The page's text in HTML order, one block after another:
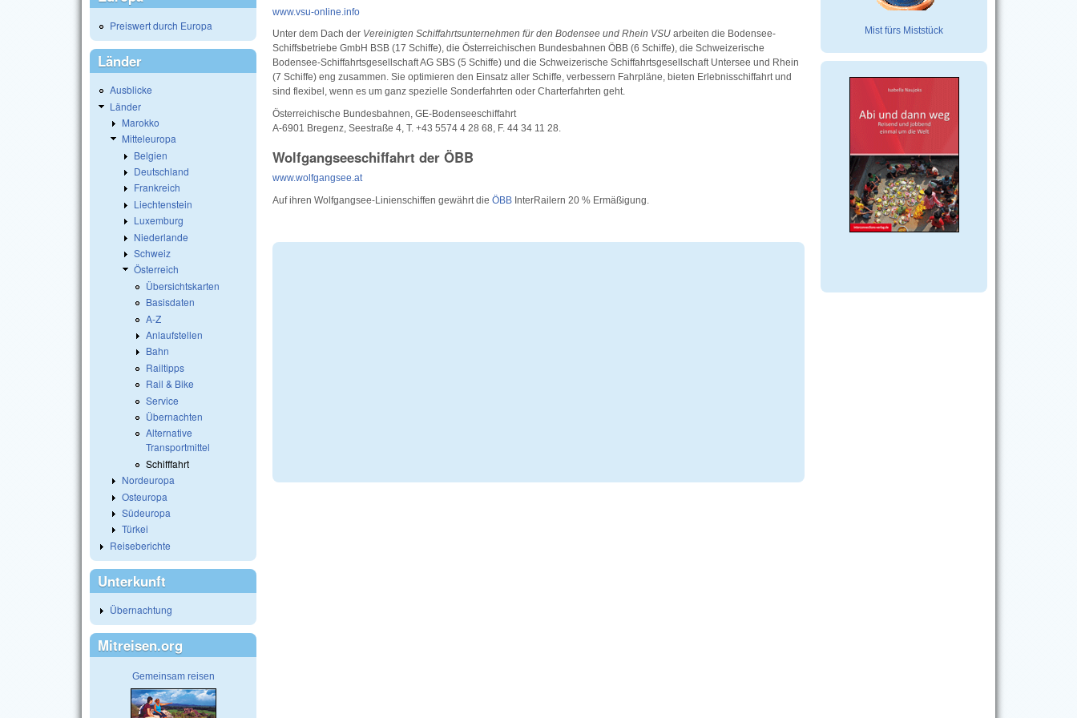
www.vsu-online.info
Unter dem Dach der Vereinigten Schiffahrtsunternehmen für den Bodensee und Rhein VSU arbeiten die Bodensee-
Schiffsbetriebe GmbH BSB (17 Schiffe), die Österreichischen Bundesbahnen ÖBB (6 Schiffe), die Schweizerische
Bodensee-Schiffahrtsgesellschaft AG SBS (5 Schiffe) und die Schweizerische Schiffahrtsgesellschaft Untersee und Rhein
(7 Schiffe) eng zusammen. Sie optimieren den Einsatz aller Schiffe, verbessern Fahrpläne, bieten Erlebnisschiffahrt und
sind flexibel, wenn es um ganz spezielle Sonderfahrten oder Charterfahrten geht.
Österreichische Bundesbahnen, GE-Bodenseeschiffahrt
A-6901 Bregenz, Seestraße 4, T. +43 5574 4 28 68, F. 44 34 11 28.
Wolfgangseeschiffahrt der ÖBB
www.wolfgangsee.at
Auf ihren Wolfgangsee-Linienschiffen gewährt die ÖBB InterRailern 20 % Ermäßigung.
Preiswert durch Europa
Länder
Ausblicke
Länder
Marokko
Mitteleuropa
Belgien
Deutschland
Frankreich
Liechtenstein
Luxemburg
Niederlande
Schweiz
Österreich
Übersichtskarten
Basisdaten
A-Z
Anlaufstellen
Bahn
Railtipps
Rail & Bike
Service
Übernachten
Alternative
Transportmittel
Schifffahrt
Nordeuropa
Osteuropa
Südeuropa
Türkei
Reiseberichte
Unterkunft
Übernachtung
Mitreisen.org
Gemeinsam reisen
Mist fürs Miststück